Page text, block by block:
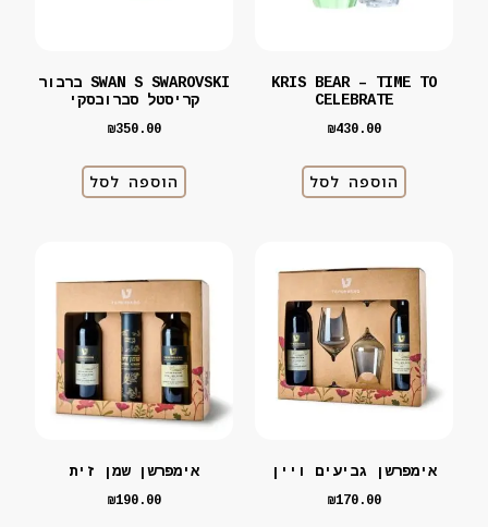
KRIS BEAR – TIME TO
CELEBRATE
₪
הוספה לסל
SWAN S SWAROVSKI ברבור
קריסטל סברובסקי
₪
הוספה לסל
אימפרשן גביעים ויין
₪
אימפרשן שמן זית
₪